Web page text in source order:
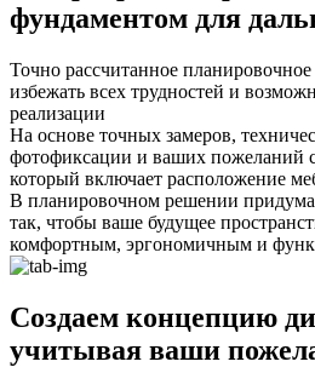
фундаментом для
Точно рассчитанное
избежать всех трудностей и
реализации
На основе точных замеров,
фотофиксации и ваших пожеланий
который включает расположение
В планировочном решении
так, чтобы ваше будущее
комфортным, эргономичным и
Создаем концепцию
учитывая ваши